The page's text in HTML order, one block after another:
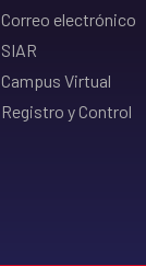
Correo electrónico
SIAR
Campus Virtual
Registro y Control